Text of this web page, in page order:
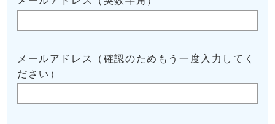
メールアドレス（確認のためもう一度入力してく
ださい）